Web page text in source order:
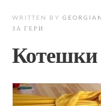
WRITTEN BY
ЗА ГЕРИ